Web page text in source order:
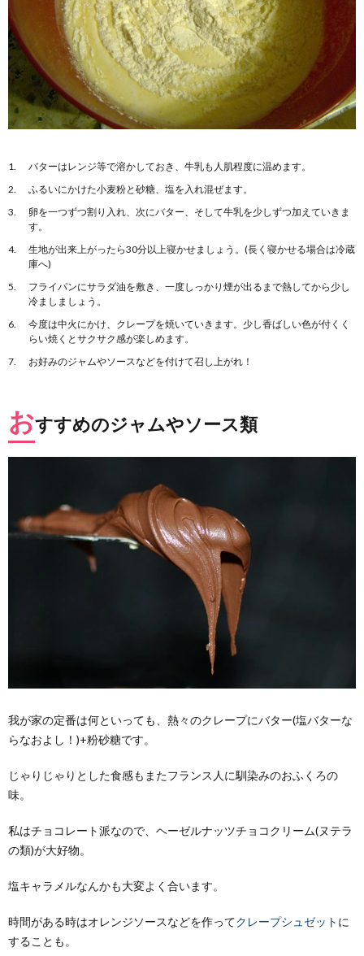
バターはレンジ等で溶かしておき、牛乳も人肌程度に温めます。
ふるいにかけた小麦粉と砂糖、塩を入れ混ぜます。
卵を一つずつ割り入れ、次にバター、そして牛乳を少しずつ加えていきま
す。
生地が出来上がったら30分以上寝かせましょう。(長く寝かせる場合は冷蔵
庫へ)
フライパンにサラダ油を敷き、一度しっかり煙が出るまで熱してから少し
冷ましましょう。
今度は中火にかけ、クレープを焼いていきます。少し香ばしい色が付くく
らい焼くとサクサク感が楽しめます。
お好みのジャムやソースなどを付けて召し上がれ！
おすすめのジャムやソース類
我が家の定番は何といっても、熱々のクレープにバター(塩バターな
らなおよし！)+粉砂糖です。
じゃりじゃりとした食感もまたフランス人に馴染みのおふくろの
味。
私はチョコレート派なので、ヘーゼルナッツチョコクリーム(ヌテラ
の類)が大好物。
塩キャラメルなんかも大変よく合います。
時間がある時はオレンジソースなどを作ってクレープシュゼット に
することも。